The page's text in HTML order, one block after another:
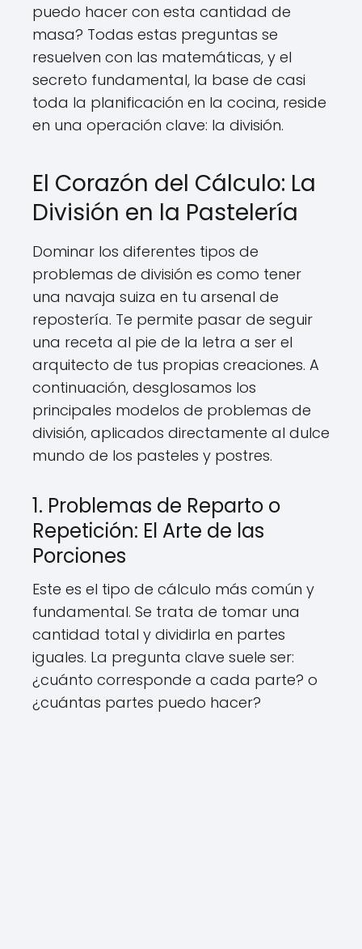
puedo hacer con esta cantidad de
masa? Todas estas preguntas se
resuelven con las matemáticas, y el
secreto fundamental, la base de casi
toda la planificación en la cocina, reside
en una operación clave: la división.
El Corazón del Cálculo: La
División en la Pastelería
Dominar los diferentes tipos de
problemas de división es como tener
una navaja suiza en tu arsenal de
repostería. Te permite pasar de seguir
una receta al pie de la letra a ser el
arquitecto de tus propias creaciones. A
continuación, desglosamos los
principales modelos de problemas de
división, aplicados directamente al dulce
mundo de los pasteles y postres.
1. Problemas de Reparto o
Repetición: El Arte de las
Porciones
Este es el tipo de cálculo más común y
fundamental. Se trata de tomar una
cantidad total y dividirla en partes
iguales. La pregunta clave suele ser:
¿cuánto corresponde a cada parte? o
¿cuántas partes puedo hacer?